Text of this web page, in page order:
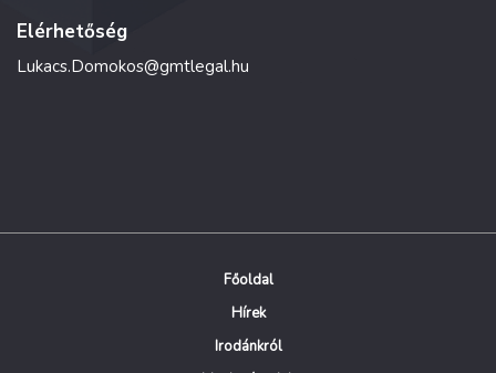
Elérhetőség
Lukacs.Domokos@gmtlegal.hu
Főoldal
Hírek
Irodánkról